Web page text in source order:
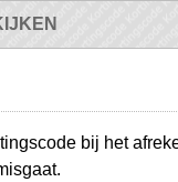
bij het